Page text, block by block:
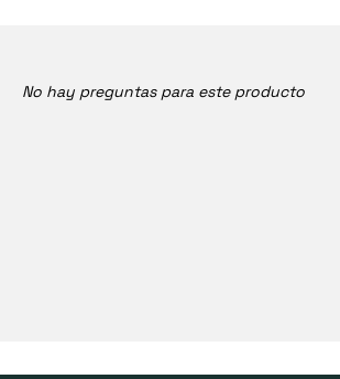
No hay preguntas para este producto